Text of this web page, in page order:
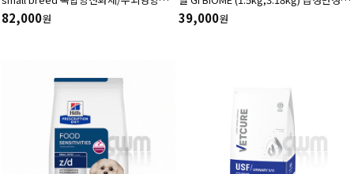
급,인지력상승(60캡슐)소형견용
82,000원
장관질환-처방식,처방사료
39,000원